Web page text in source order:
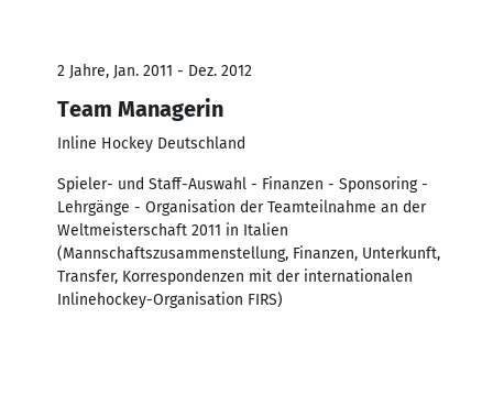
2 Jahre, Jan. 2011 - Dez. 2012
Team Managerin
Inline Hockey Deutschland
Spieler- und Staff-Auswahl - Finanzen - Sponsoring -
Lehrgänge - Organisation der Teamteilnahme an der
Weltmeisterschaft 2011 in Italien
(Mannschaftszusammenstellung, Finanzen, Unterkunft,
Transfer, Korrespondenzen mit der internationalen
Inlinehockey-Organisation FIRS)